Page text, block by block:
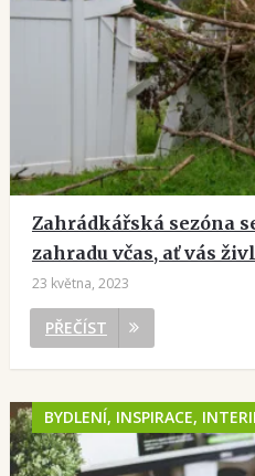
Zahrádkářská sezóna
zahradu včas, ať vás
23 května, 2023
PŘEČÍST
BYDLENÍ, INSPIRACE,